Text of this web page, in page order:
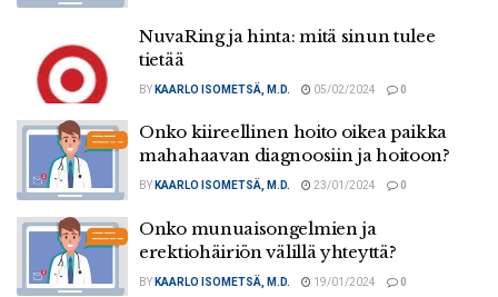
NuvaRing ja hinta: mitä sinun tulee
tietää
BY KAARLO ISOMETSÄ, M.D. 05/02/2024 0
Onko kiireellinen hoito oikea paikka
mahahaavan diagnoosiin ja hoitoon?
BY KAARLO ISOMETSÄ, M.D. 23/01/2024 0
Onko munuaisongelmien ja
erektiohäiriön välillä yhteyttä?
BY KAARLO ISOMETSÄ, M.D. 19/01/2024 0